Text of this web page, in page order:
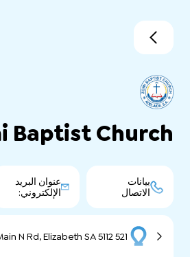
Baptist Church
بيانات
الاتصال
عنوان البريد
الإلكتروني:
521 Main N Rd, Elizabeth SA 5112